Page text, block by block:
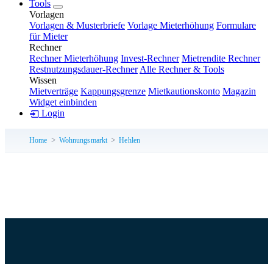
Tools
Vorlagen
Vorlagen & Musterbriefe Vorlage Mieterhöhung Formulare
für Mieter
Rechner
Rechner Mieterhöhung Invest-Rechner Mietrendite Rechner
Restnutzungsdauer-Rechner Alle Rechner & Tools
Wissen
Mietverträge Kappungsgrenze Mietkautionskonto Magazin
Widget einbinden
Login
Home Wohnungsmarkt Hehlen